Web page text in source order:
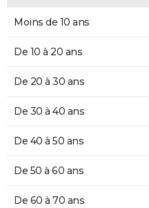
Moins de 10 ans
De 10 à 20 ans
De 20 à 30 ans
De 30 à 40 ans
De 40 à 50 ans
De 50 à 60 ans
De 60 à 70 ans